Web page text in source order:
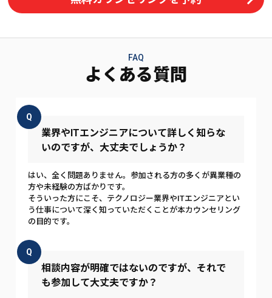
FAQ
よくある質問
Q
業界やITエンジニアについて詳しく知らな
いのですが、大丈夫でしょうか？
はい、全く問題ありません。参加される方の多くが異業種の
方や未経験の方ばかりです。
そういった方にこそ、テクノロジー業界やITエンジニアとい
う仕事について深く知っていただくことが本カウンセリング
の目的です。
Q
相談内容が明確ではないのですが、それで
も参加して大丈夫ですか？